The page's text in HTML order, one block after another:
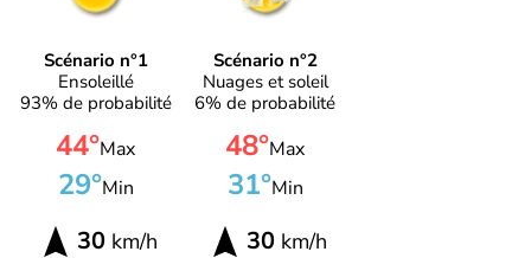
Scénario n°1
Ensoleillé
93% de probabilité
44°Max
29°Min
30km/h
Scénario n°2
Nuages et soleil
6% de probabilité
48°Max
31°Min
30km/h